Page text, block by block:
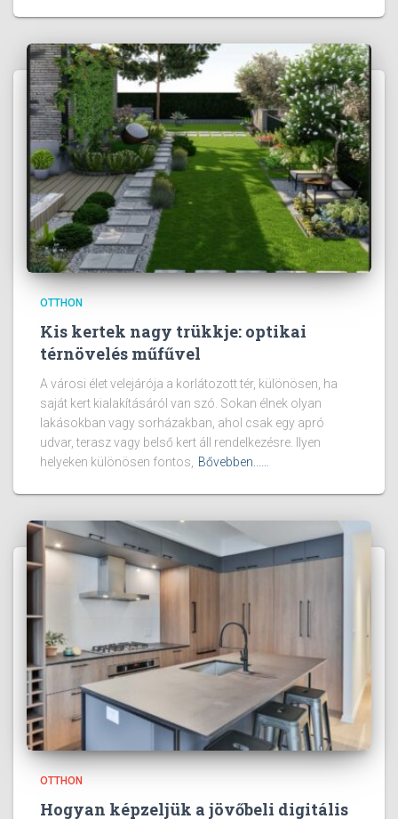
OTTHON
Kis kertek nagy trükkje: optikai
térnövelés műfűvel
A városi élet velejárója a korlátozott tér, különösen, ha
saját kert kialakításáról van szó. Sokan élnek olyan
lakásokban vagy sorházakban, ahol csak egy apró
udvar, terasz vagy belső kert áll rendelkezésre. Ilyen
helyeken különösen fontos, Bővebben...…
OTTHON
Hogyan képzeljük a jövőbeli digitális